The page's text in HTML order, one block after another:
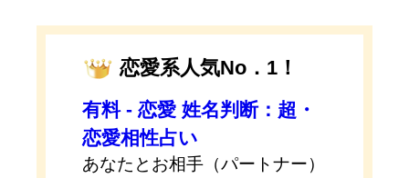
恋愛系人気No．1！
有料 - 恋愛 姓名判断：超・
恋愛相性占い
あなたとお相手（パートナー）